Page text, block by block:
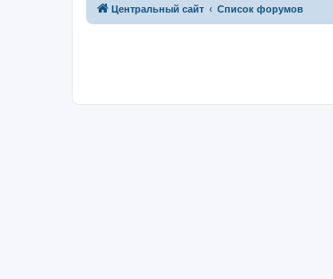
Центральный сайт Список форумов